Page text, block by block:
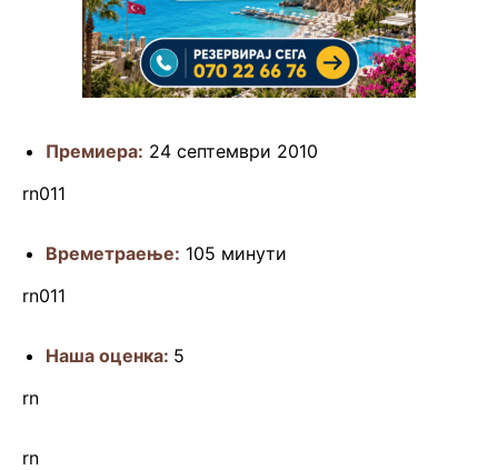
Премиера: 24 септември 2010
rn011
Времетраење: 105 минути
rn011
Наша оценка: 5
rn
rn